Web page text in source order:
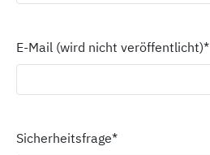
E-Mail (wird nicht veröffentlicht)*
Sicherheitsfrage*